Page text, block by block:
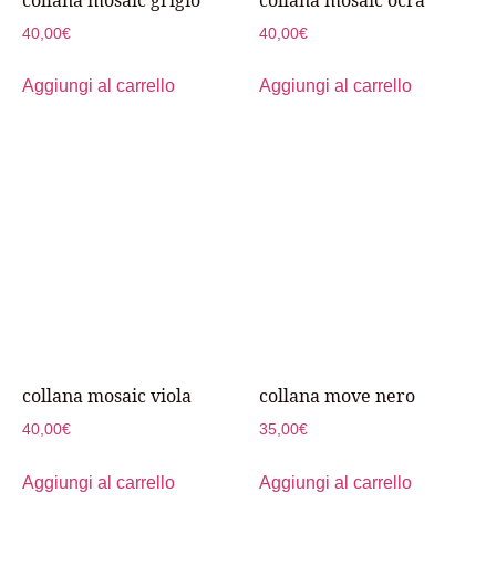
40,00€
Aggiungi al carrello
40,00€
Aggiungi al carrello
collana mosaic viola
40,00€
Aggiungi al carrello
collana move nero
35,00€
Aggiungi al carrello